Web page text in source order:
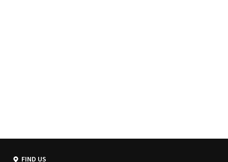
FIND US